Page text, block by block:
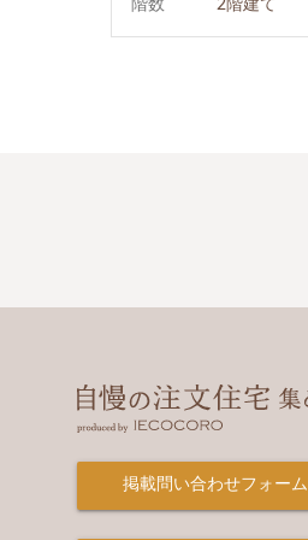
階数
2階建て
掲載問い合わせフォーム